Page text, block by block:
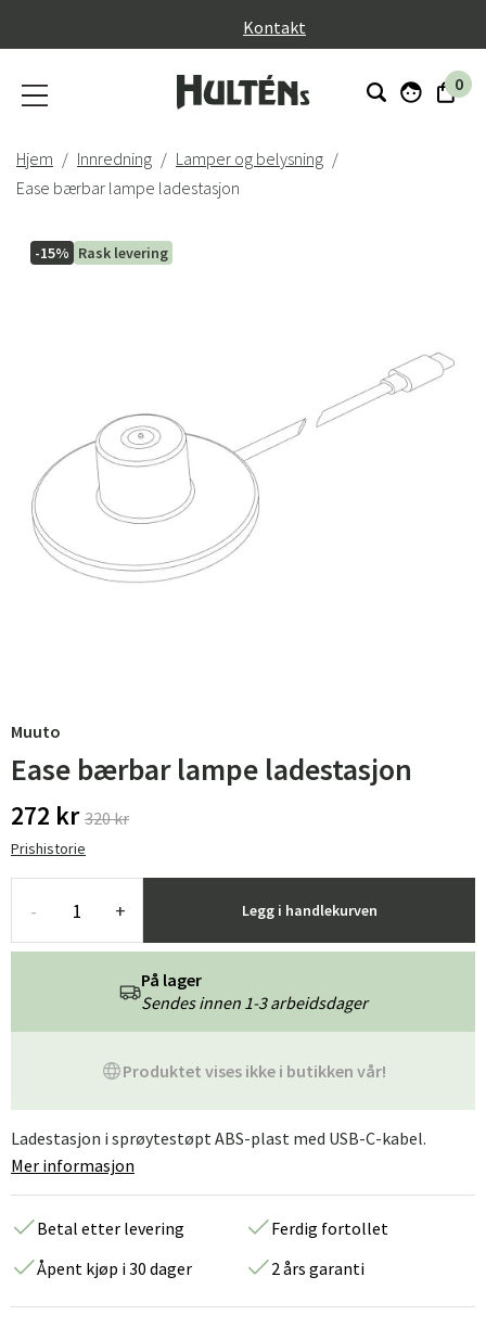
Kontakt
0
Hjem Innredning
Lamper og belysning
Ease bærbar lampe ladestasjon
-15% Rask levering
Muuto
Ease bærbar lampe ladestasjon
272 kr 320 kr
Prishistorie
- + Legg i handlekurven
Produktet vises ikke i butikken vår!
På lager
Sendes innen 1-3 arbeidsdager
Ladestasjon i sprøytestøpt ABS-plast med USB-C-kabel.
Mer informasjon
Betal etter levering
Ferdig fortollet
Åpent kjøp i 30 dager
2 års garanti